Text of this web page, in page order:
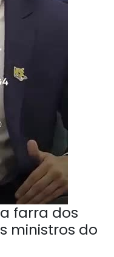
farra dos
ministros do